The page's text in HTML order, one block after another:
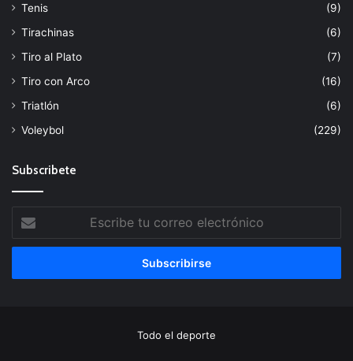
Tenis
(9)
Tirachinas
(6)
Tiro al Plato
(7)
Tiro con Arco
(16)
Triatlón
(6)
Voleybol
(229)
Subscribete
tu
correo
Todo el deporte